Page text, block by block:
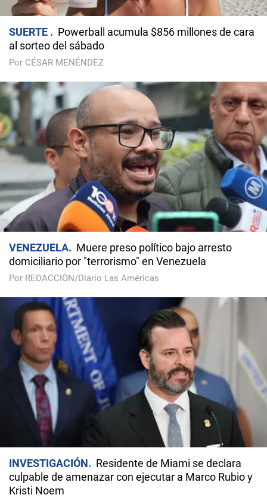
SUERTE
Powerball acumula $856 millones de cara
al sorteo del sábado
Por CÉSAR MENÉNDEZ
VENEZUELA
Muere preso político bajo arresto
domiciliario por "terrorismo" en Venezuela
Por REDACCIÓN/Diario Las Américas
INVESTIGACIÓN
Residente de Miami se declara
culpable de amenazar con ejecutar a Marco Rubio y
Kristi Noem